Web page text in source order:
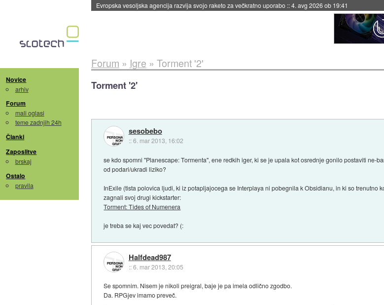
Evropska vesoljska agencija razvija svojo raketo za večkratno uporabo ::4. avg 2026 ob 19:41
Novice
arhiv
Forum
mali oglasi
teme zadnjih 24h
Članki
Zaposlitve
brskaj
Ostalo
pravila
Forum » Igre » Torment '2'
Torment '2'
sesobebo
::6. mar 2013, 16:02
se kdo spomni "Planescape: Tormenta", ene redkih iger, ki se je upala kot osrednje gonilo postaviti ne-
od podari/ukradi liziko?
InExile (tista polovica ljudi, ki iz potapljajocega se Interplaya ni pobegnila k Obsidianu, in ki so trenutno
zagnali svoj drugi kickstarter:
Torment: Tides of Numenera
je treba se kaj vec povedat? (:
Halfdead987
::6. mar 2013, 20:05
Se spomnim. Nisem je nikoli preigral, baje je pa imela odlično zgodbo.
Da. RPGjev imamo preveč.